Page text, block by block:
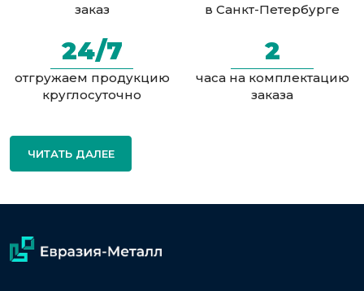
заказ
в Санкт-Петербурге
24/7
отгружаем продукцию
круглосуточно
2
часа на комплектацию
заказа
ЧИТАТЬ ДАЛЕЕ